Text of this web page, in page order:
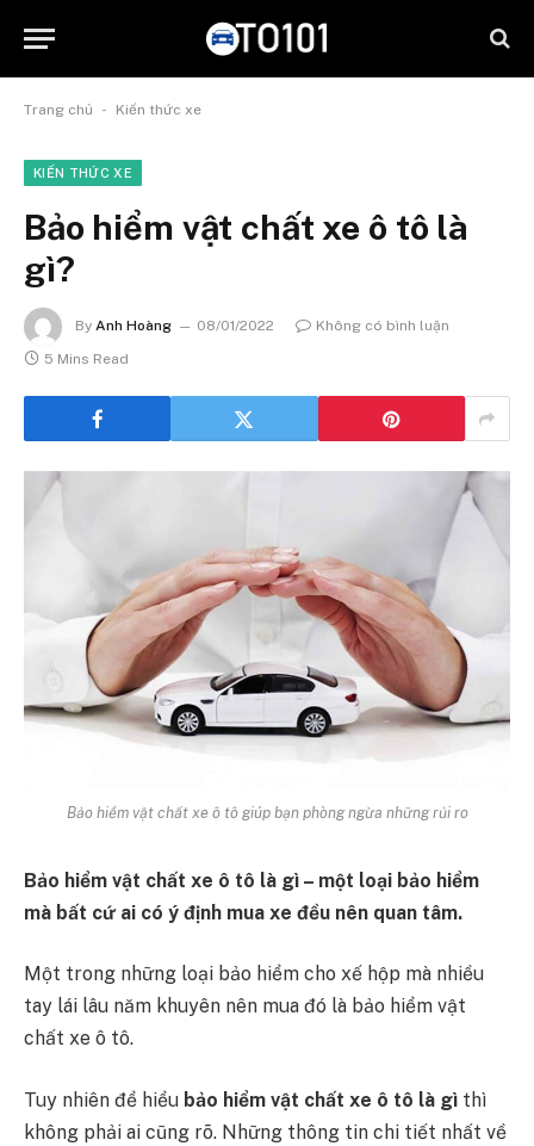
Trang chủ - Kiến thức xe
KIẾN THỨC XE
Bảo hiểm vật chất xe ô tô là
gì?
By Anh Hoàng 08/01/2022
Không có bình luận
5 Mins Read
Bảo hiểm vật chất xe ô tô giúp bạn phòng ngừa những rủi ro
Bảo hiểm vật chất xe ô tô là gì – một loại bảo hiểm
mà bất cứ ai có ý định mua xe đều nên quan tâm.
Một trong những loại bảo hiểm cho xế hộp mà nhiều
tay lái lâu năm khuyên nên mua đó là bảo hiểm vật
chất xe ô tô.
Tuy nhiên để hiểu bảo hiểm vật chất xe ô tô là gì thì
không phải ai cũng rõ. Những thông tin chi tiết nhất về